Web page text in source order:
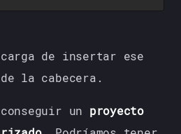
de insertar ese
la cabecera.
un proyecto